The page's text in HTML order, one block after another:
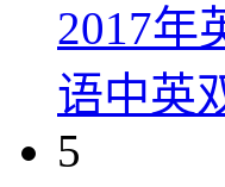
2017年
语中英
5